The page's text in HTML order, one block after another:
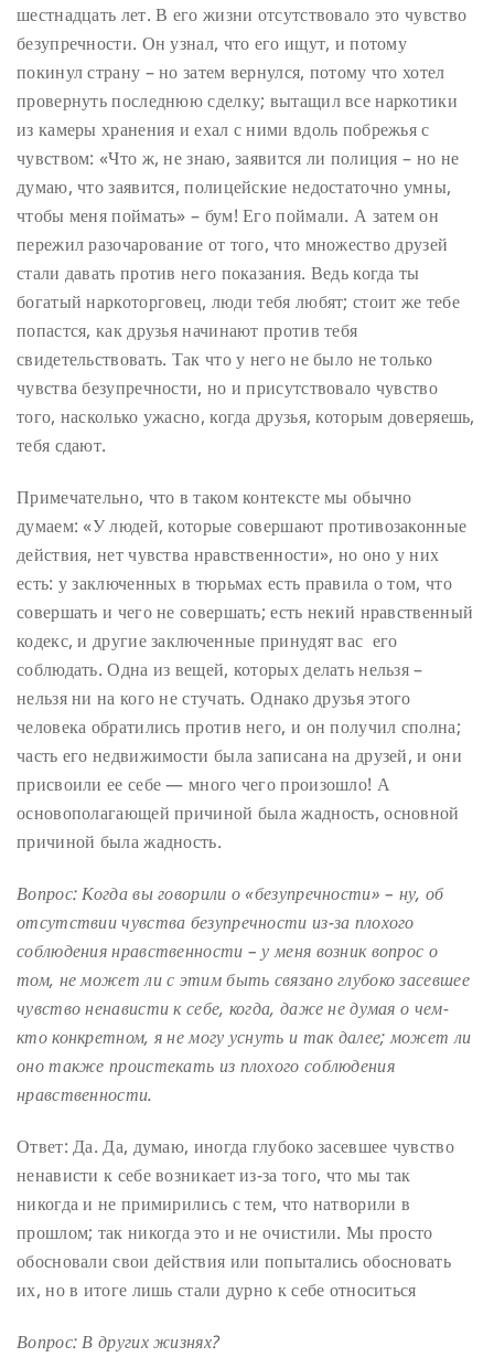
шестнадцать лет. В его жизни отсутствовало это чувство
безупречности. Он узнал, что его ищут, и потому
покинул страну – но затем вернулся, потому что хотел
провернуть последнюю сделку; вытащил все наркотики
из камеры хранения и ехал с ними вдоль побрежья с
чувством: «Что ж, не знаю, заявится ли полиция – но не
думаю, что заявится, полицейские недостаточно умны,
чтобы меня поймать» – бум! Его поймали. А затем он
пережил разочарование от того, что множество друзей
стали давать против него показания. Ведь когда ты
богатый наркоторговец, люди тебя любят; стоит же тебе
попастся, как друзья начинают против тебя
свидетельствовать. Так что у него не было не только
чувства безупречности, но и присутствовало чувство
того, насколько ужасно, когда друзья, которым доверяешь,
тебя сдают.
Примечательно, что в таком контексте мы обычно
думаем: «У людей, которые совершают противозаконные
действия, нет чувства нравственности», но оно у них
есть: у заключенных в тюрьмах есть правила о том, что
совершать и чего не совершать; есть некий нравственный
кодекс, и другие заключенные принудят вас его
соблюдать. Одна из вещей, которых делать нельзя –
нельзя ни на кого не стучать. Однако друзья этого
человека обратились против него, и он получил сполна;
часть его недвижимости была записана на друзей, и они
присвоили ее себе — много чего произошло! А
основополагающей причиной была жадность, основной
причиной была жадность.
Вопрос: Когда вы говорили о «безупречности» – ну, об
отсутствии чувства безупречности из-за плохого
соблюдения нравственности – у меня возник вопрос о
том, не может ли с этим быть связано глубоко засевшее
чувство ненависти к себе, когда, даже не думая о чем-
кто конкретном, я не могу уснуть и так далее; может ли
оно также проистекать из плохого соблюдения
нравственности.
Ответ: Да. Да, думаю, иногда глубоко засевшее чувство
ненависти к себе возникает из-за того, что мы так
никогда и не примирились с тем, что натворили в
прошлом; так никогда это и не очистили. Мы просто
обосновали свои действия или попытались обосновать
их, но в итоге лишь стали дурно к себе относиться
Вопрос: В других жизнях?